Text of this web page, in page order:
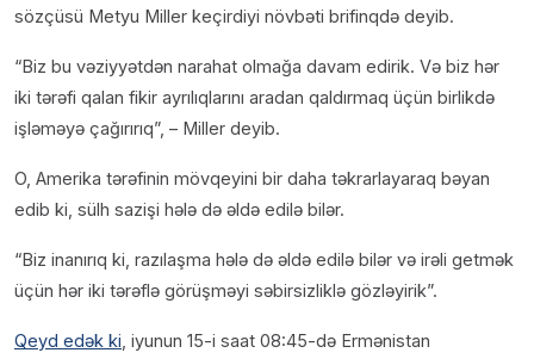
sözçüsü Metyu Miller keçirdiyi növbəti brifinqdə deyib.
“Biz bu vəziyyətdən narahat olmağa davam edirik. Və biz hər
iki tərəfi qalan fikir ayrılıqlarını aradan qaldırmaq üçün birlikdə
işləməyə çağırırıq”, – Miller deyib.
O, Amerika tərəfinin mövqeyini bir daha təkrarlayaraq bəyan
edib ki, sülh sazişi hələ də əldə edilə bilər.
“Biz inanırıq ki, razılaşma hələ də əldə edilə bilər və irəli getmək
üçün hər iki tərəflə görüşməyi səbirsizliklə gözləyirik”.
Qeyd edək ki , iyunun 15-i saat 08:45-də Ermənistan